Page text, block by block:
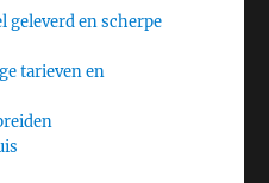
geleverd en scherpe
tarieven en